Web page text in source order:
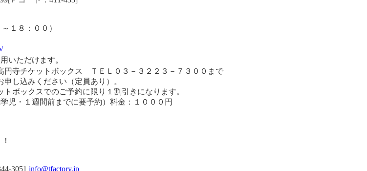
１８：００）
いただけます。
円寺チケットボックス ＴＥＬ０３－３２２３－７３００まで
し込みください（定員あり）。
ボックスでのご予約に限り１割引きになります。
児・１週間前までに要予約）料金：１０００円
3051 info@tfactory.jp